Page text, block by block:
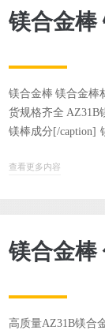
镁合金棒
镁合金棒 镁合金棒
货规格齐全 AZ31B
镁棒成分[/caption]
查看更多内容
镁合金棒
高质量AZ31B镁合